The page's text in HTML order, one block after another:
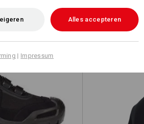
e.s. Kastra II
Alles accepteren
| Impressum